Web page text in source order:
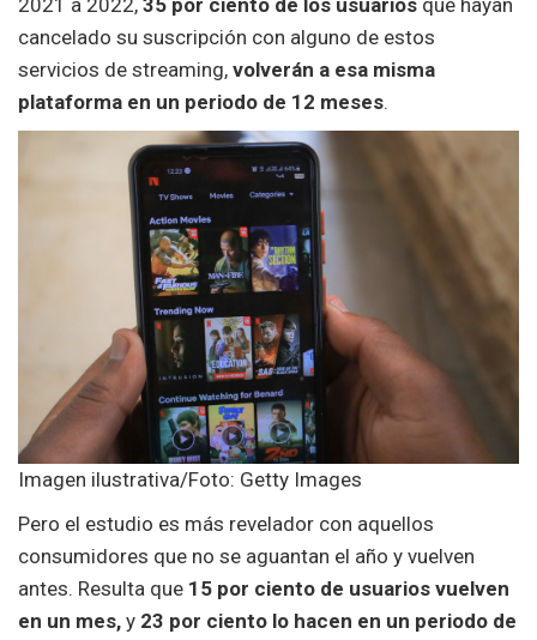
2021 a 2022, 35 por ciento de los usuarios que hayan
cancelado su suscripción con alguno de estos
servicios de streaming, volverán a esa misma
plataforma en un periodo de 12 meses.
Imagen ilustrativa/Foto: Getty Images
Pero el estudio es más revelador con aquellos
consumidores que no se aguantan el año y vuelven
antes. Resulta que 15 por ciento de usuarios vuelven
en un mes, y 23 por ciento lo hacen en un periodo de